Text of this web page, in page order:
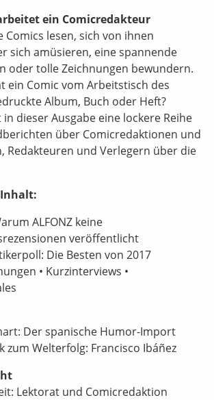
arbeitet ein Comicredakteur
Comics lesen, sich von ihnen
sich amüsieren, eine spannende
oder tolle Zeichnungen bewundern.
ein Comic vom Arbeitstisch des
Album, Buch oder Heft?
in dieser Ausgabe eine lockere Reihe
über Comicredaktionen und
Redakteuren und Verlegern über die
ALFONZ keine
veröffentlicht
Die Besten von 2017
• Kurzinterviews •
Der spanische Humor-Import
zum Welterfolg: Francisco Ibáñez
Lektorat und Comicredaktion